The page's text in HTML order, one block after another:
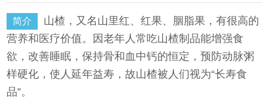
简介
山楂，又名山里红、红果、胭脂果，有很高的
营养和医疗价值。因老年人常吃山楂制品能增强食
欲，改善睡眠，保持骨和血中钙的恒定，预防动脉粥
样硬化，使人延年益寿，故山楂被人们视为“长寿食
品”。